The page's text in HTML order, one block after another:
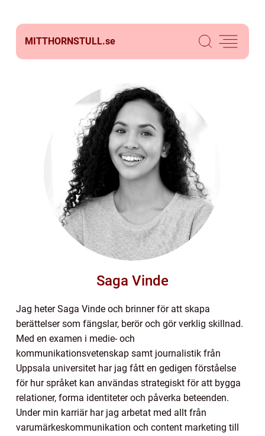
MITTHORNSTULL.se
Saga Vinde
Jag heter Saga Vinde och brinner för att skapa
berättelser som fängslar, berör och gör verklig skillnad.
Med en examen i medie- och
kommunikationsvetenskap samt journalistik från
Uppsala universitet har jag fått en gedigen förståelse
för hur språket kan användas strategiskt för att bygga
relationer, forma identiteter och påverka beteenden.
Under min karriär har jag arbetat med allt från
varumärkeskommunikation och content marketing till